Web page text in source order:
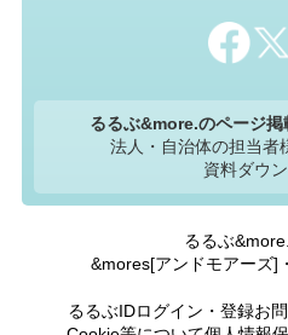
るるぶ&more.のページ
法人・自治体の担当者
資料ダウ
るるぶ
&mores[アンドモアーズ]
るるぶIDログイン・登録お